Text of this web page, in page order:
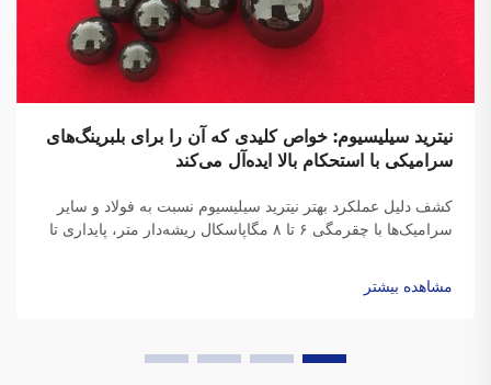
نیترید سیلیسیوم: خواص کلیدی که آن را برای بلبرینگ‌های
سرامیکی با استحکام بالا ایده‌آل می‌کند
کشف دلیل عملکرد بهتر نیترید سیلیسیوم نسبت به فولاد و سایر
سرامیک‌ها با چقرمگی ۶ تا ۸ مگاپاسکال ریشه‌دار متر، پایداری تا
اطلاعات بیشتر.
مشاهده بیشتر